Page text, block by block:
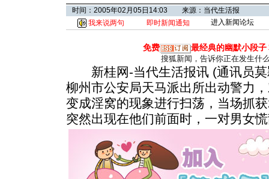
时间：2005年02月05日14:03 来源：当代生活报
我来说两句
即时新闻通知 进入新闻论坛
免费 最经典的幽默小段子
搜狐新闻，告诉你正在发生什
新桂网-当代生活报讯 (通讯员莫
柳州市公安局天马派出所出动警力
变成淫窝的现象进行扫荡，当场抓
突然出现在他们前面时，一对男女